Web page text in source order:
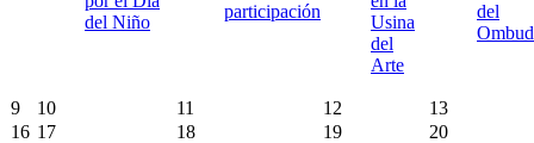
del Niño
participación
Usina
del
Arte
del
9 10 11 12
13
16 17 18 19
20